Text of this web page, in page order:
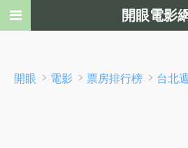
開眼 ﹥ 電影 ﹥ 票房排行榜 ﹥ 台北
開眼電影